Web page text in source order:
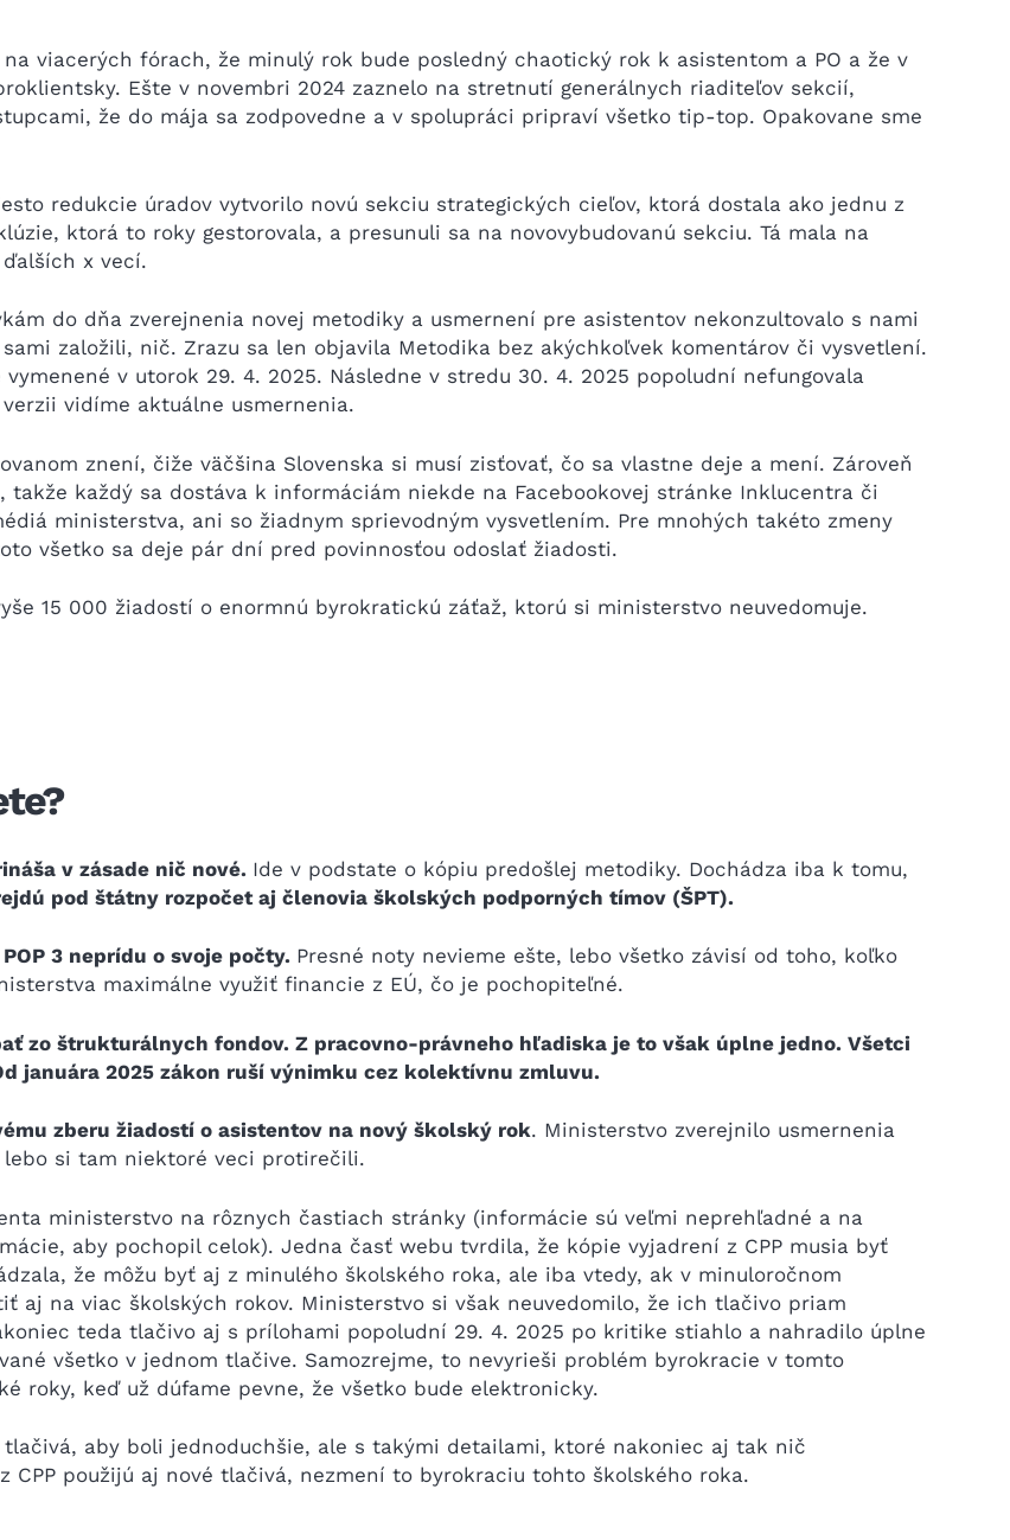
viacerých fórach, že minulý rok bude posledný chaotický rok k asistentom a PO a že v
Ešte v novembri 2024 zaznelo na stretnutí generálnych riaditeľov sekcií,
že do mája sa zodpovedne a v spolupráci pripraví všetko tip-top. Opakovane sme
redukcie úradov vytvorilo novú sekciu strategických cieľov, ktorá dostala ako jednu z
ktorá to roky gestorovala, a presunuli sa na novovybudovanú sekciu. Tá mala na
x vecí.
do dňa zverejnenia novej metodiky a usmernení pre asistentov nekonzultovalo s nami
založili, nič. Zrazu sa len objavila Metodika bez akýchkoľvek komentárov či vysvetlení.
v utorok 29. 4. 2025. Následne v stredu 30. 4. 2025 popoludní nefungovala
vidíme aktuálne usmernenia.
znení, čiže väčšina Slovenska si musí zisťovať, čo sa vlastne deje a mení. Zároveň
každý sa dostáva k informáciám niekde na Facebookovej stránke Inklucentra či
ministerstva, ani so žiadnym sprievodným vysvetlením. Pre mnohých takéto zmeny
všetko sa deje pár dní pred povinnosťou odoslať žiadosti.
15 000 žiadostí o enormnú byrokratickú záťaž, ktorú si ministerstvo neuvedomuje.
v zásade nič nové. Ide v podstate o kópiu predošlej metodiky. Dochádza iba k tomu,
pod štátny rozpočet aj členovia školských podporných tímov (ŠPT).
3 neprídu o svoje počty. Presné noty nevieme ešte, lebo všetko závisí od toho, koľko
maximálne využiť financie z EÚ, čo je pochopiteľné.
zo štrukturálnych fondov. Z pracovno-právneho hľadiska je to však úplne jedno. Všetci
januára 2025 zákon ruší výnimku cez kolektívnu zmluvu.
zberu žiadostí o asistentov na nový školský rok. Ministerstvo zverejnilo usmernenia
si tam niektoré veci protirečili.
ministerstvo na rôznych častiach stránky (informácie sú veľmi neprehľadné a na
aby pochopil celok). Jedna časť webu tvrdila, že kópie vyjadrení z CPP musia byť
že môžu byť aj z minulého školského roka, ale iba vtedy, ak v minuloročnom
aj na viac školských rokov. Ministerstvo si však neuvedomilo, že ich tlačivo priam
teda tlačivo aj s prílohami popoludní 29. 4. 2025 po kritike stiahlo a nahradilo úplne
všetko v jednom tlačive. Samozrejme, to nevyrieši problém byrokracie v tomto
roky, keď už dúfame pevne, že všetko bude elektronicky.
aby boli jednoduchšie, ale s takými detailami, ktoré nakoniec aj tak nič
použijú aj nové tlačivá, nezmení to byrokraciu tohto školského roka.